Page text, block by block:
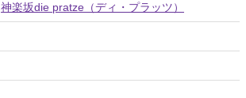
神楽坂die pratze（ディ・プラッツ）